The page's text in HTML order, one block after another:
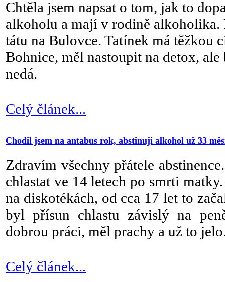
Chtěla jsem napsat o tom, jak to
alkoholu a mají v rodině alkoholika.
tátu na Bulovce. Tatínek má těžkou
Bohnice, měl nastoupit na detox,
nedá.
Celý článek...
Chodil jsem na antabus rok, abstinuji alkohol už 33
Zdravím všechny přátele
chlastat ve 14 letech po smrti
na diskotékách, od cca 17 let to
byl přísun chlastu závislý na
dobrou práci, měl prachy a už to
Celý článek...